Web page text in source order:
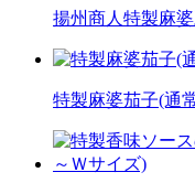
揚州商人特製麻
特製麻婆茄子(通